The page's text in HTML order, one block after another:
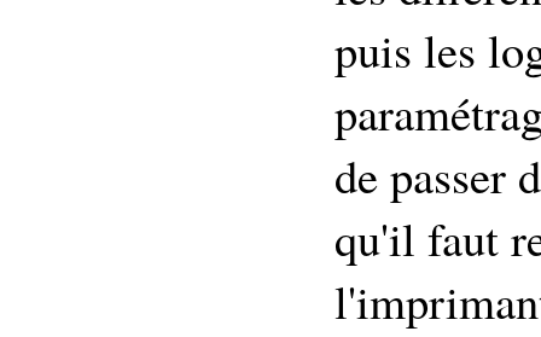
puis les
de passer
qu'il faut